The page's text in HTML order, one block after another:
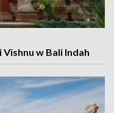
w Bali Indah